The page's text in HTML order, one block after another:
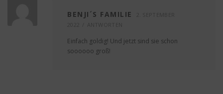
BENJI´S FAMILIE
Einfach goldig! Und jetzt sind sie schon
soooooo groß!